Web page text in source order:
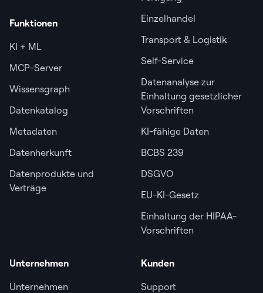
Funktionen
KI + ML
MCP-Server
Wissensgraph
Datenkatalog
Metadaten
Datenherkunft
Datenprodukte und
Verträge
Einzelhandel
Transport & Logistik
Self-Service
Datenanalyse zur
Einhaltung gesetzlicher
Vorschriften
KI-fähige Daten
BCBS 239
DSGVO
EU-KI-Gesetz
Einhaltung der HIPAA-
Vorschriften
Unternehmen
Unternehmen
Kunden
Support